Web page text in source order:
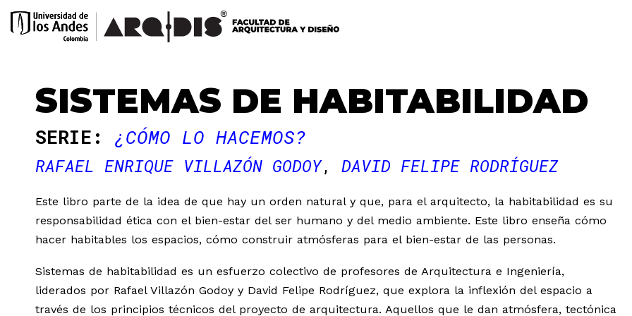
SISTEMAS DE HABITABILIDAD
SERIE: ¿CÓMO LO HACEMOS?
RAFAEL ENRIQUE VILLAZÓN GODOY DAVID FELIPE RODRÍGUEZ
Este libro parte de la idea de que hay un orden natural y que, para el arquitecto, la habitabilidad es su
responsabilidad ética con el bien-estar del ser humano y del medio ambiente. Este libro enseña cómo
hacer habitables los espacios, cómo construir atmósferas para el bien-estar de las personas.
Sistemas de habitabilidad es un esfuerzo colectivo de profesores de Arquitectura e Ingeniería,
liderados por Rafael Villazón Godoy y David Felipe Rodríguez, que explora la inflexión del espacio a
través de los principios técnicos del proyecto de arquitectura. Aquellos que le dan atmósfera, tectónica